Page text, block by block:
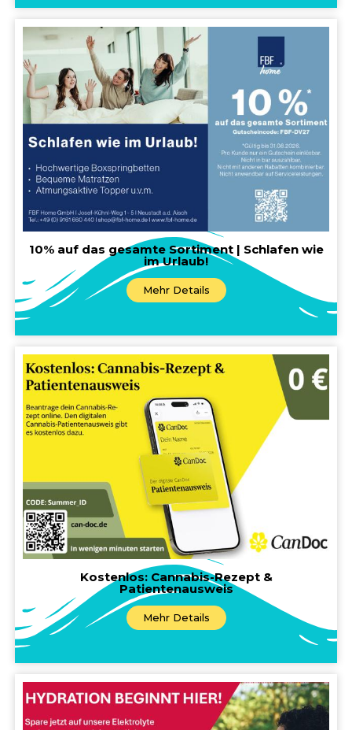
10% auf das gesamte Sortiment | Schlafen wie
im Urlaub!
Mehr Details
Kostenlos: Cannabis-Rezept &
Patientenausweis
Mehr Details